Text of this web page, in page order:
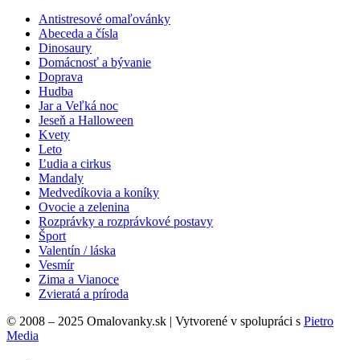
Antistresové omaľovánky
Abeceda a čísla
Dinosaury
Domácnosť a bývanie
Doprava
Hudba
Jar a Veľká noc
Jeseň a Halloween
Kvety
Leto
Ľudia a cirkus
Mandaly
Medvedíkovia a koníky
Ovocie a zelenina
Rozprávky a rozprávkové postavy
Šport
Valentín / láska
Vesmír
Zima a Vianoce
Zvieratá a príroda
© 2008 – 2025 Omalovanky.sk | Vytvorené v spolupráci s Pietro
Media